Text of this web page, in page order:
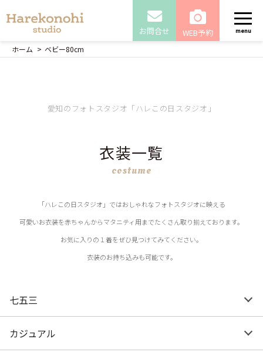
お問合せ WEB予約 menu
ホーム ベビー80cm
愛知のフォトスタジオ「ハレこの日スタジオ」
衣装一覧
costume
「ハレこの日スタジオ」ではおしゃれなフォトスタジオに映える
可愛いお衣装を赤ちゃんからマタニティ用までたくさん取り揃えております。
お気に入りの１着をぜひ見つけてみてください。
衣装のお持ち込みも可能です。
七五三
カジュアル